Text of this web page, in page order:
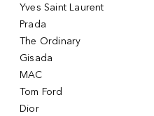
Yves Saint Laurent
Prada
The Ordinary
Gisada
MAC
Tom Ford
Dior